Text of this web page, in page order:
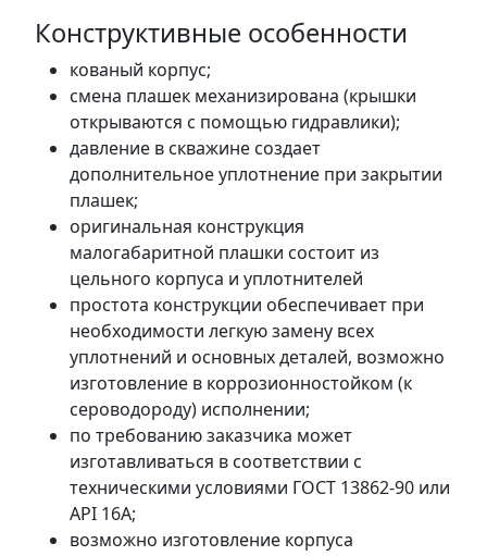
Конструктивные особенности
кованый корпус;
смена плашек механизирована (крышки
открываются с помощью гидравлики);
давление в скважине создает
дополнительное уплотнение при закрытии
плашек;
оригинальная конструкция
малогабаритной плашки состоит из
цельного корпуса и уплотнителей
простота конструкции обеспечивает при
необходимости легкую замену всех
уплотнений и основных деталей, возможно
изготовление в коррозионностойком (к
сероводороду) исполнении;
по требованию заказчика может
изготавливаться в соответствии с
техническими условиями ГОСТ 13862-90 или
API 16A;
возможно изготовление корпуса